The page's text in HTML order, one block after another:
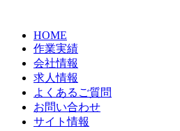
HOME
作業実績
会社情報
求人情報
よくあるご質問
お問い合わせ
サイト情報